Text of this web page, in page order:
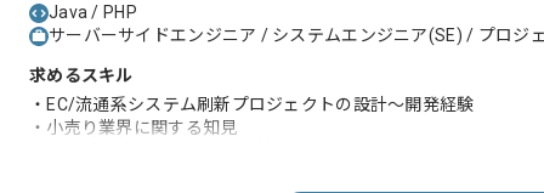
Java / PHP
サーバーサイドエンジニア / システムエンジニア(SE) / プロジ
求めるスキル
・EC/流通系システム刷新プロジェクトの設計～開発経験
・小売り業界に関する知見